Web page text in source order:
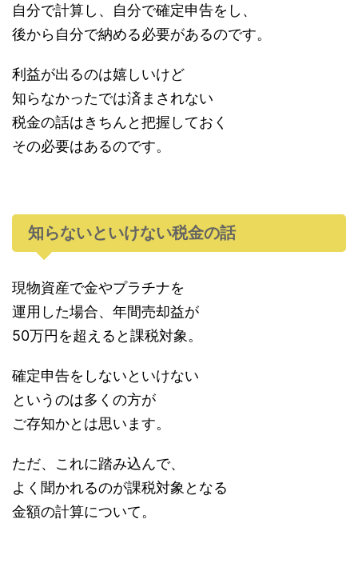
自分で計算し、自分で確定申告をし、
後から自分で納める必要があるのです。
利益が出るのは嬉しいけど
知らなかったでは済まされない
税金の話はきちんと把握しておく
その必要はあるのです。
知らないといけない税金の話
現物資産で金やプラチナを
運用した場合、年間売却益が
50万円を超えると課税対象。
確定申告をしないといけない
というのは多くの方が
ご存知かとは思います。
ただ、これに踏み込んで、
よく聞かれるのが課税対象となる
金額の計算について。